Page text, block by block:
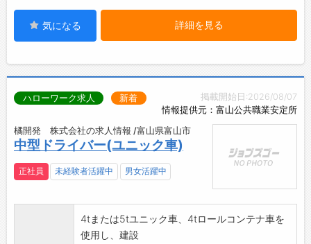
気になる 詳細を見る
掲載開始日:2026/08/07
情報提供元：富山公共職業安定所
ハローワーク求人 新着
橘開発 株式会社の求人情報 /富山県富山市
中型ドライバー(ユニック車)
正社員 未経験者活躍中 男女活躍中
4tまたは5tユニック車、4tロールコンテナ車を
使用し、建設